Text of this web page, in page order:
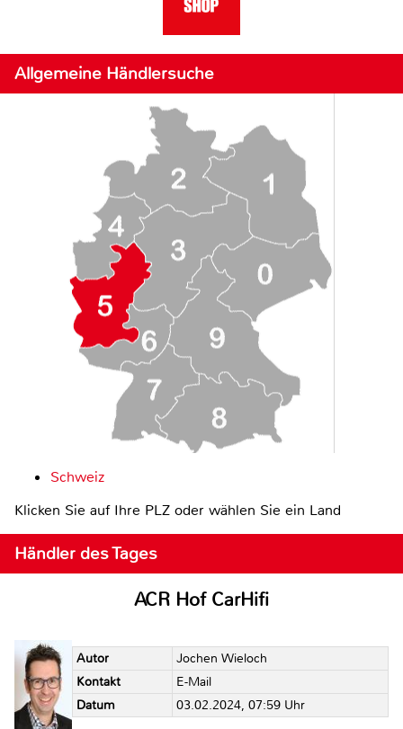
Allgemeine Händlersuche
Schweiz
Klicken Sie auf Ihre PLZ oder wählen Sie ein Land
Händler des Tages
ACR Hof CarHifi
Autor
Jochen Wieloch
Kontakt
E-Mail
Datum
03.02.2024, 07:59 Uhr